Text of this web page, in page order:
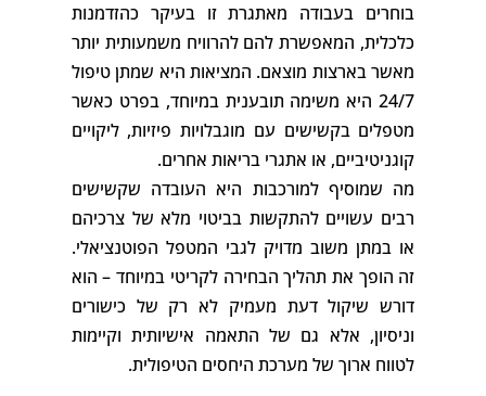
בוחרים בעבודה מאתגרת זו בעיקר כהזדמנות
כלכלית, המאפשרת להם להרוויח משמעותית יותר
מאשר בארצות מוצאם. המציאות היא שמתן טיפול
24/7 היא משימה תובענית במיוחד, בפרט כאשר
מטפלים בקשישים עם מוגבלויות פיזיות, ליקויים
קוגניטיביים, או אתגרי בריאות אחרים.
מה שמוסיף למורכבות היא העובדה שקשישים
רבים עשויים להתקשות בביטוי מלא של צרכיהם
או במתן משוב מדויק לגבי המטפל הפוטנציאלי.
זה הופך את תהליך הבחירה לקריטי במיוחד – הוא
דורש שיקול דעת מעמיק לא רק של כישורים
וניסיון, אלא גם של התאמה אישיותית וקיימות
לטווח ארוך של מערכת היחסים הטיפולית.